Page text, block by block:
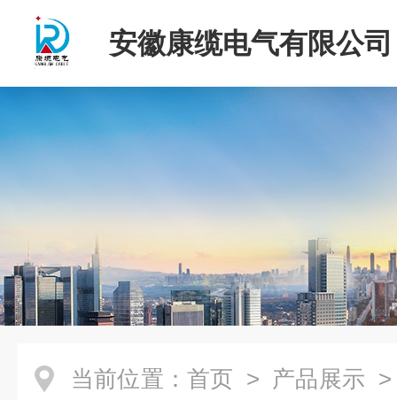
安徽康缆电气有限公司
当前位置： 首页 > 产品展示